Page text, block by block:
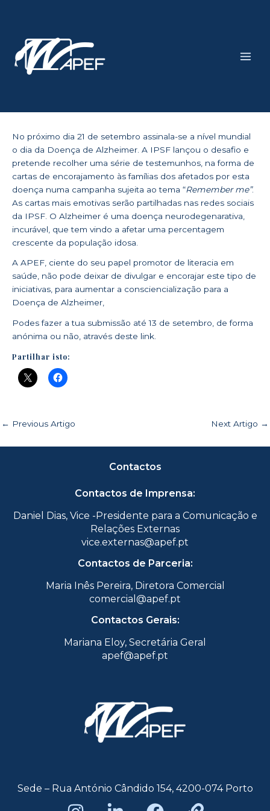
No próximo dia 21 de setembro assinala-se a nível mundial
o dia da Doença de Alzheimer. A IPSF lançou o desafio e
pretende recolher uma série de testemunhos, na forma de
cartas de encorajamento às famílias dos afetados por esta
doença numa campanha sujeita ao tema “Remember me”.
As cartas mais emotivas serão partilhadas nas redes sociais
da IPSF. O Alzheimer é uma doença neurodegenarativa,
incurável, que tem vindo a afetar uma percentagem
crescente da população idosa.
A APEF, ciente do seu papel promotor de literacia em
saúde, não pode deixar de divulgar e encorajar este tipo de
iniciativas, para aumentar a consciencialização para a
Doença de Alzheimer,
Podes fazer a tua submissão até 13 de setembro, de forma
anónima ou não, através deste link
Partilhar isto:
← Previous Artigo Next Artigo →
Contactos
Contactos de Imprensa:
Daniel Dias, Vice -Presidente para a Comunicação e
Relações Externas
vice.externas@apef.pt
Contactos de Parceria:
Maria Inês Pereira, Diretora Comercial
comercial@apef.pt
Contactos Gerais:
Mariana Eloy, Secretária Geral
apef@apef.pt
Sede – Rua António Cândido 154, 4200-074 Porto